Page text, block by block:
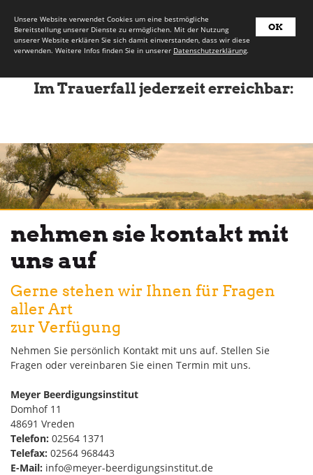
Im Trauerfall jederzeit erreichbar:
nehmen sie kontakt mit
uns auf
Gerne stehen wir Ihnen für Fragen
aller Art
zur Verfügung
Nehmen Sie persönlich Kontakt mit uns auf. Stellen Sie
Fragen oder vereinbaren Sie einen Termin mit uns.
Meyer Beerdigungsinstitut
Domhof 11
48691 Vreden
Telefon: 02564 1371
Telefax: 02564 968443
E-Mail: info@meyer-beerdigungsinstitut.de
OK
Unsere Website verwendet Cookies um eine bestmögliche
Bereitstellung unserer Dienste zu ermöglichen. Mit der Nutzung
unserer Website erklären Sie sich damit einverstanden, dass wir diese
verwenden. Weitere Infos finden Sie in unserer Datenschutzerklärung.